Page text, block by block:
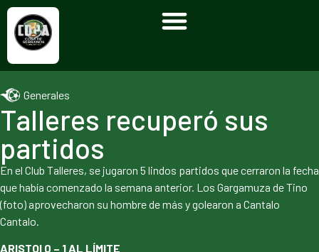
Generales
Talleres recuperó sus
partidos
En el Club Talleres, se jugaron 5 lindos partidos que cerraron la fecha
que había comenzado la semana anterior. Los Gargamuza de Tino
(foto) aprovecharon su hombre de más y golearon a Cantalo
Cantalo.
ARISTOI 0 – 1 AL LÍMITE